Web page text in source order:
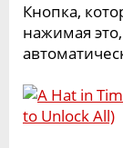
Кнопка,
нажимая